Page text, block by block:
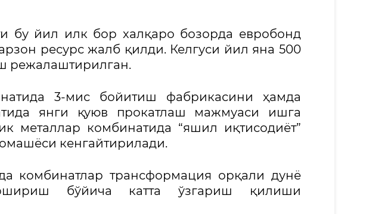
бу йил илк бор халқаро бозорда евробонд
ресурс жалб қилди. Келгуси йил яна 500
режалаштирилган.
3-мис бойитиш фабрикасини ҳамда
янги қуюв прокатлаш мажмуаси ишга
металлар комбинатида “яшил иқтисодиёт”
кенгайтирилади.
комбинатлар трансформация орқали дунё
бўйича катта ўзгариш қилиши